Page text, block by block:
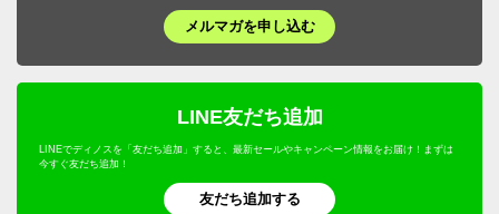
メルマガを申し込む
LINE友だち追加
LINEでディノスを「友だち追加」すると、最新セールやキャンペーン情報をお届け！まずは
今すぐ友だち追加！
友だち追加する